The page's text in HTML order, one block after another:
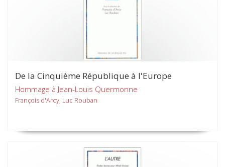
De la Cinquième République à l'Europe
Hommage à Jean-Louis Quermonne
François d'Arcy, Luc Rouban